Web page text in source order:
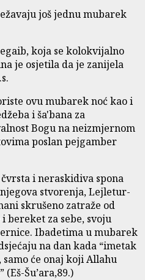
još jednu mubarek
koja se kolokvijalno
je osjetila da je zanijela
ovu mubarek noć kao i
i ša'bana za
Bogu na neizmjernom
poslan pejgamber
i neraskidiva spona
stvorenja, Lejletur-
skrušeno zatraže od
bereket za sebe, svoju
Ibadetima u mubarek
na dan kada “imetak
će onaj koji Allahu
Šu’ara,89.)